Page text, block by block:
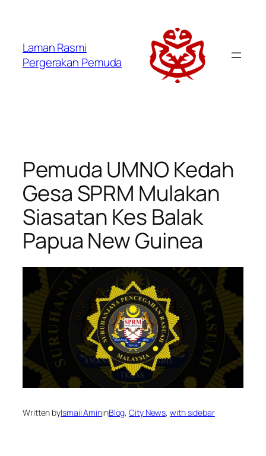
Laman Rasmi
Pergerakan Pemuda
Pemuda UMNO Kedah
Gesa SPRM Mulakan
Siasatan Kes Balak
Papua New Guinea
Written byIsmail AmininBlog, City News, with sidebar